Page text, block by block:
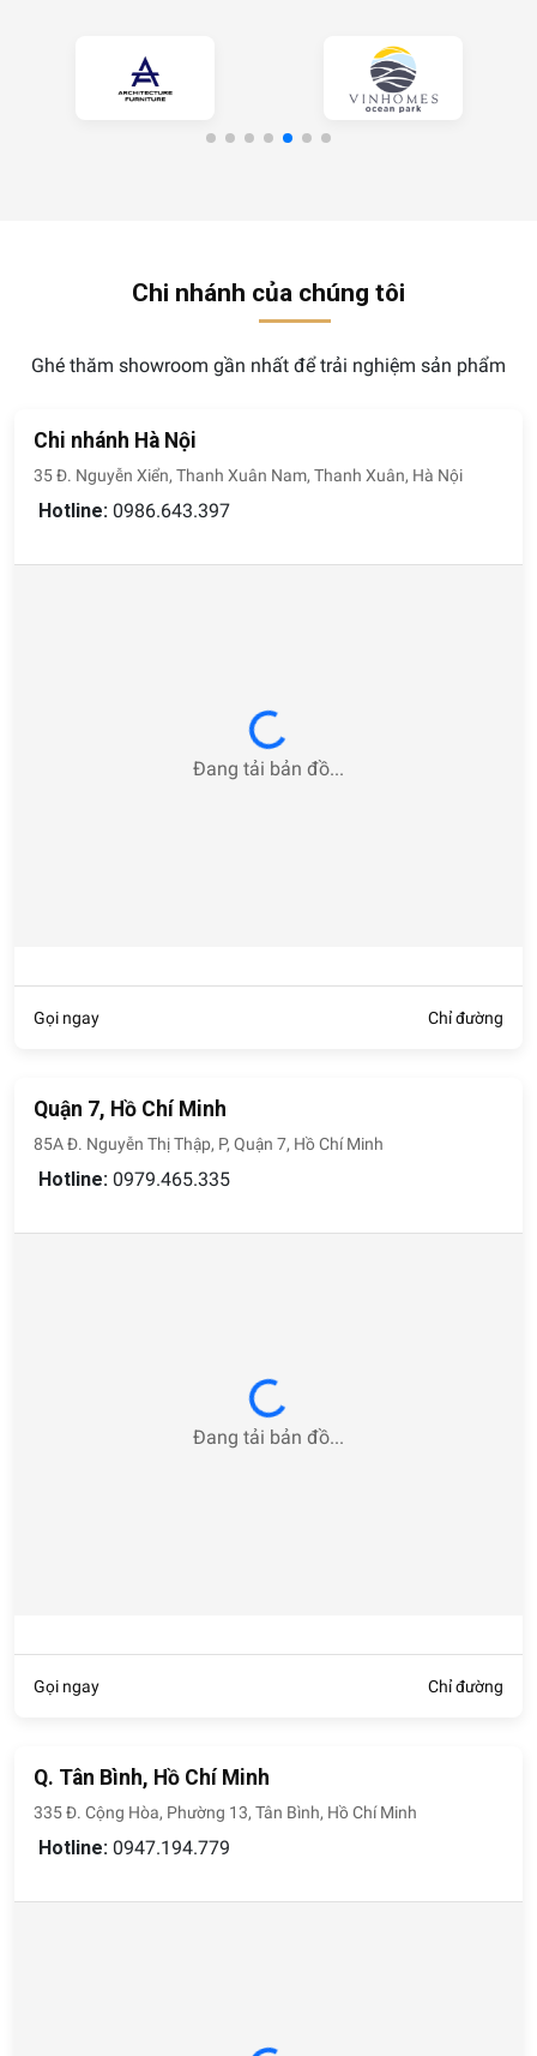
Chi nhánh của chúng tôi
Ghé thăm showroom gần nhất để trải nghiệm sản phẩm
Chi nhánh Hà Nội
35 Đ. Nguyễn Xiển, Thanh Xuân Nam, Thanh Xuân, Hà Nội
Hotline: 0986.643.397
Loading...
Đang tải bản đồ...
Gọi ngay Chỉ đường
Quận 7, Hồ Chí Minh
85A Đ. Nguyễn Thị Thập, P, Quận 7, Hồ Chí Minh
Hotline: 0979.465.335
Loading...
Đang tải bản đồ...
Gọi ngay Chỉ đường
Q. Tân Bình, Hồ Chí Minh
335 Đ. Cộng Hòa, Phường 13, Tân Bình, Hồ Chí Minh
Hotline: 0947.194.779